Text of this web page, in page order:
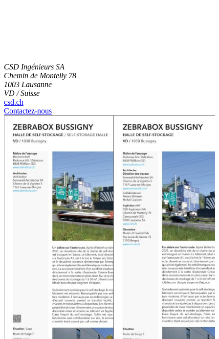
CSD Ingénieurs SA
Chemin de Montelly 78
1003 Lausanne
VD / Suisse
csd.ch
Contactez-nous